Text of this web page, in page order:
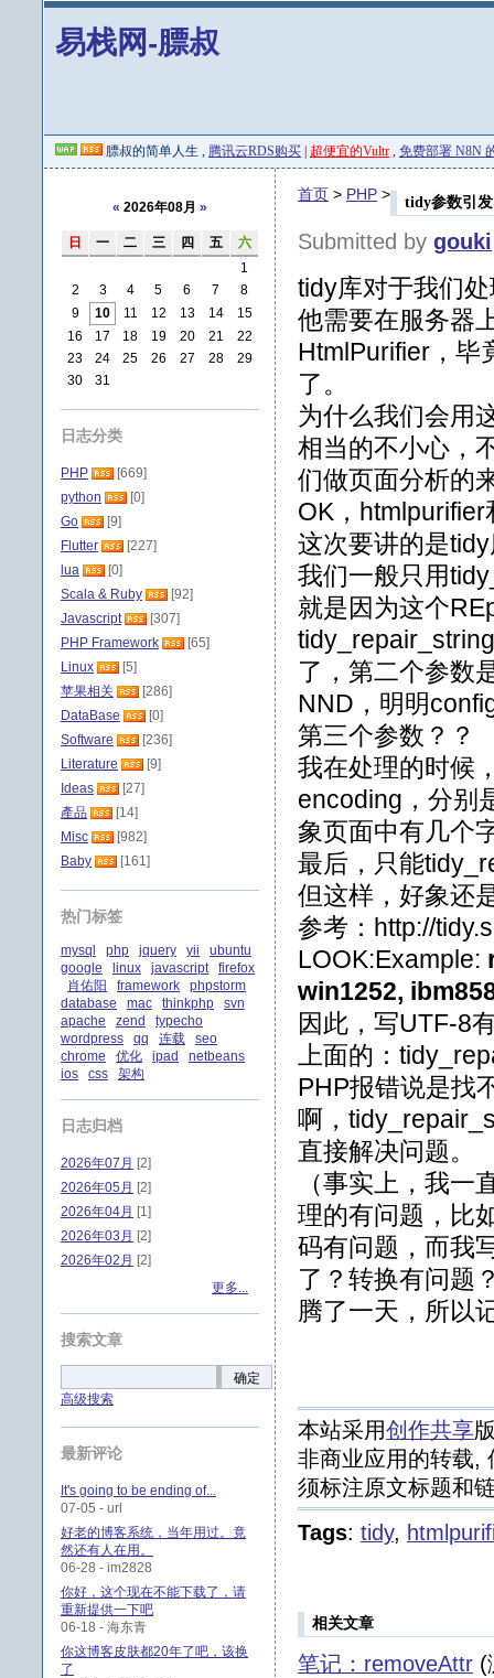
易栈网-膘叔
膘叔的简单人生 , 腾讯云RDS购买 超便宜的Vultr , 免费部署 N8N
tidy参数引
首页 > PHP >
Submitted by gouki
tidy库对于我们
他需要在服务器
HtmlPurifier，毕
了。
为什么我们会用
相当的不小心，
们做页面分析的
OK，
这次要讲的是
我们一般只用
就是因为这个
了，第二个参数
NND，明明
第三个参数？？
我在处理的时候
encoding，分别
象页面中有几个
最后，只能
但这样，好象还
参考：http://
LOOK:Example:
win1252,
因此，写UTF-8
上面的：
PHP报错说是找
啊，
直接解决问题。
（事实上，我
理的有问题，比
码有问题，而我
了？转换有问题
腾了一天，所以
本站采用创作共享
非商业应用的转载,
须标注原文标题和
Tags: tidy,
相关文章
笔记：removeAttr (
« 2026年08月 »
日 一 二 三 四 五
六
1
2
3 4 5 6 7
8
9
10 11 12 13 14
15
16
17 18 19 20 21
22
23
24 25 26 27 28
29
30
31
日志分类
PHP
[669]
python
[0]
Go
[9]
Flutter
[227]
lua
[0]
Scala & Ruby
[92]
Javascript
[307]
PHP Framework
[65]
Linux
[5]
苹果相关
[286]
DataBase
[0]
Software
[236]
Literature
[9]
Ideas
[27]
產品
[14]
Misc
[982]
Baby
[161]
热门标签
mysql php jquery yii
ubuntu
google
linux javascript
firefox
肖佑阳
framework
phpstorm
database
mac thinkphp
svn
apache
zend
typecho
wordpress
qq 连载
seo
chrome
优化 ipad
netbeans
ios
css 架构
日志归档
2026年07月 [2]
2026年05月 [2]
2026年04月 [1]
2026年03月 [2]
2026年02月 [2]
更多...
搜索文章
确定
高级搜索
最新评论
It's going to be ending of...
07-05 - url
好老的博客系统，当年用过。竟
然还有人在用。
06-28 - im2828
你好，这个现在不能下载了，请
重新提供一下吧
06-18 - 海东青
你这博客皮肤都20年了吧，该换
了